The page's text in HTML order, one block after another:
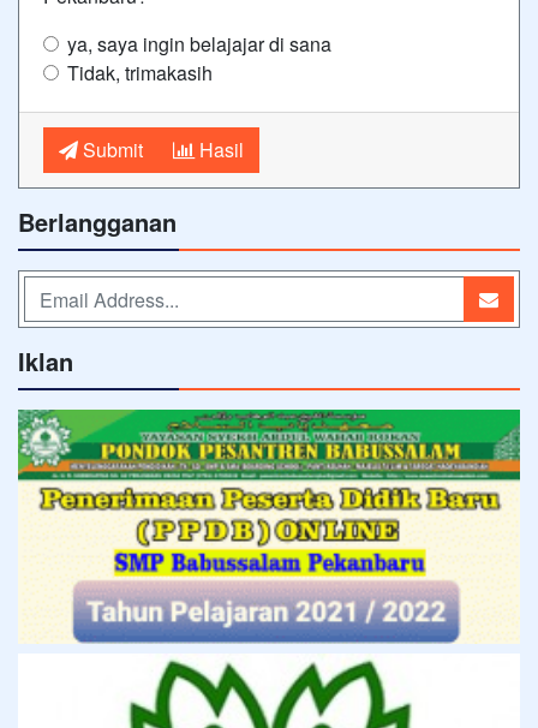
ya, saya ingin belajajar di sana
Tidak, trimakasih
Submit Hasil
Berlangganan
Iklan